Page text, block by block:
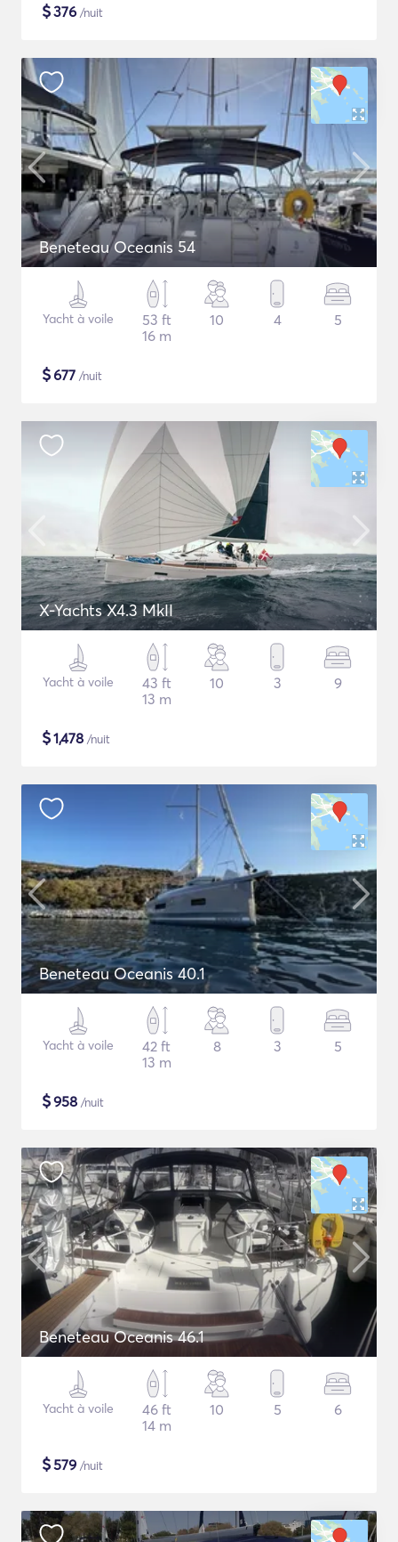
$376 /nuit
Beneteau Oceanis 54
Yacht à voile
53 ft
16 m
10 4 5
$677 /nuit
X-Yachts X4.3 MkII
Yacht à voile
43 ft
13 m
10 3 9
$1,478 /nuit
Beneteau Oceanis 40.1
Yacht à voile
42 ft
13 m
8 3 5
$958 /nuit
Beneteau Oceanis 46.1
Yacht à voile
46 ft
14 m
10 5 6
$579 /nuit